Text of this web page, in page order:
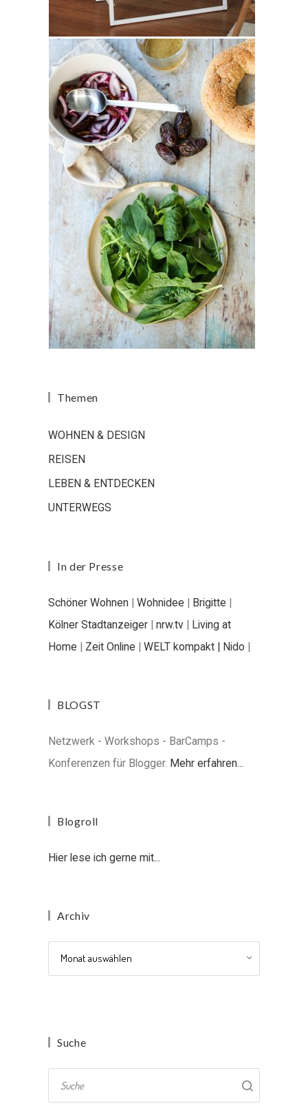
Themen
WOHNEN & DESIGN
REISEN
LEBEN & ENTDECKEN
UNTERWEGS
In der Presse
Schöner Wohnen | Wohnidee | Brigitte |
Kölner Stadtanzeiger | nrw.tv | Living at
Home | Zeit Online | WELT kompakt | Nido |
BLOGST
Netzwerk - Workshops - BarCamps -
Konferenzen für Blogger. Mehr erfahren...
Blogroll
Hier lese ich gerne mit...
Archiv
Suche